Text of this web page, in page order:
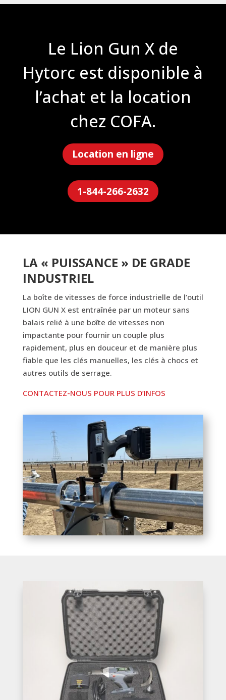
Le Lion Gun X de
Hytorc est disponible à
l’achat et la location
chez COFA.
Location en ligne
1-844-266-2632
LA « PUISSANCE » DE GRADE
INDUSTRIEL
La boîte de vitesses de force industrielle de l’outil
LION GUN X est entraînée par un moteur sans
balais relié à une boîte de vitesses non
impactante pour fournir un couple plus
rapidement, plus en douceur et de manière plus
fiable que les clés manuelles, les clés à chocs et
autres outils de serrage.
CONTACTEZ-NOUS POUR PLUS D’INFOS